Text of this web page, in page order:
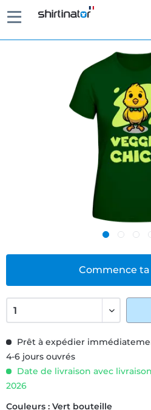
Commence
Prêt à expédier
4-6 jours ouvrés
Date de livraison avec
2026
Couleurs : Vert bouteille